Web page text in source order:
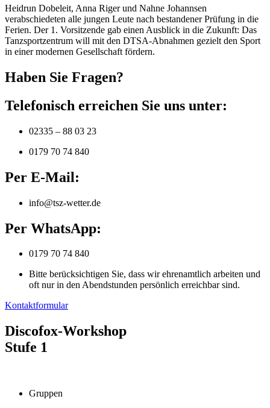
Heidrun Dobeleit, Anna Riger und Nahne Johannsen
verabschiedeten alle jungen Leute nach bestandener Prüfung in die
Ferien. Der 1. Vorsitzende gab einen Ausblick in die Zukunft: Das
Tanzsportzentrum will mit den DTSA-Abnahmen gezielt den Sport
in einer modernen Gesellschaft fördern.
Haben Sie Fragen?
Telefonisch erreichen Sie uns unter:
02335 – 88 03 23
0179 70 74 840
Per E-Mail:
info@tsz-wetter.de
Per WhatsApp:
0179 70 74 840
Bitte berücksichtigen Sie, dass wir ehrenamtlich arbeiten und
oft nur in den Abendstunden persönlich erreichbar sind.
Kontaktformular
Discofox-Workshop
Stufe 1
Gruppen